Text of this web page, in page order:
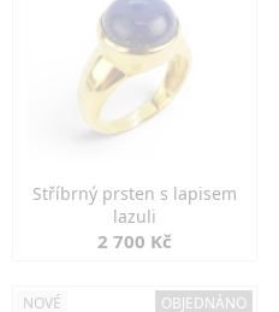
Stříbrný prsten s lapisem
lazuli
2 700 Kč
NOVÉ OBJEDNÁNO